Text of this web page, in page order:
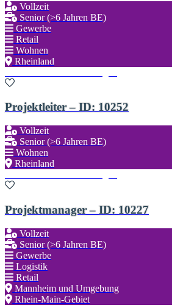
Vollzeit
Senior (>6 Jahren BE)
Gewerbe
Retail
Wohnen
Rheinland
Projektleiter – ID: 10252
Vollzeit
Senior (>6 Jahren BE)
Wohnen
Rheinland
Projektmanager – ID: 10227
Vollzeit
Senior (>6 Jahren BE)
Gewerbe
Logistik
Retail
Mannheim und Umgebung
Rhein-Main-Gebiet